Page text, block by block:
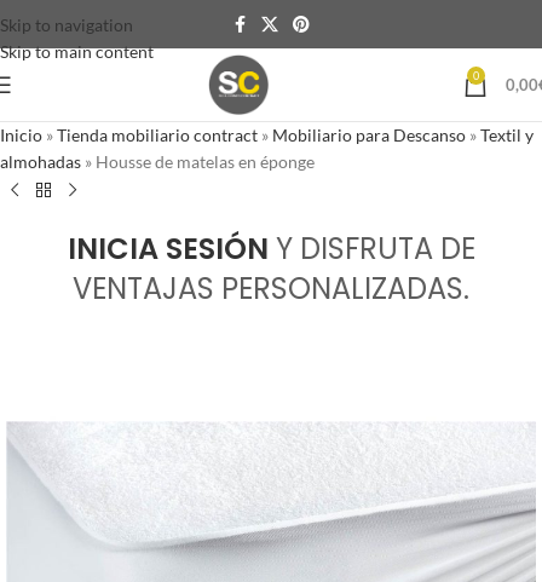
Skip to navigation
Skip to main content
0 0,00
Inicio »Tienda mobiliario contract » Mobiliario para Descanso »Textil y
almohadas » Housse de matelas en éponge
INICIA SESIÓN Y DISFRUTA DE
VENTAJAS PERSONALIZADAS.